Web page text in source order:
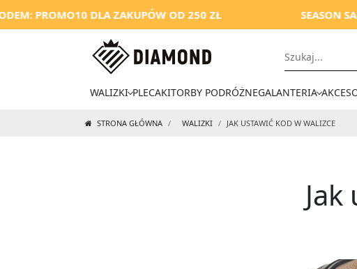
PROMO10 DLA ZAKUPÓW OD 250 ZŁ SEASON SALE
WALIZKI PLECAKITORBY PODRÓŻNEGALANTERIA
STRONA GŁÓWNA WALIZKI JAK USTAWIĆ KOD W WALIZCE